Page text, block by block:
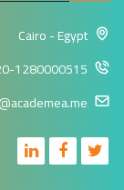
Cairo - Egypt
1280000515